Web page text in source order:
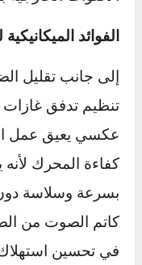
الصوتية بشكل
من الضوضاء بشكل
سماعات الرأس
الأصوات الخارجية
الفوائد
إلى جانب تقليل
تنظيم تدفق
عكسي يعيق عمل